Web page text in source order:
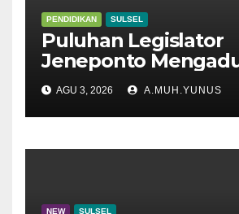
PENDIDIKAN SULSEL
Puluhan Legislator
Jeneponto
Disdik Sulsel
AGU 3, 2026 A.MUH.YUNUS
NEW SULSEL